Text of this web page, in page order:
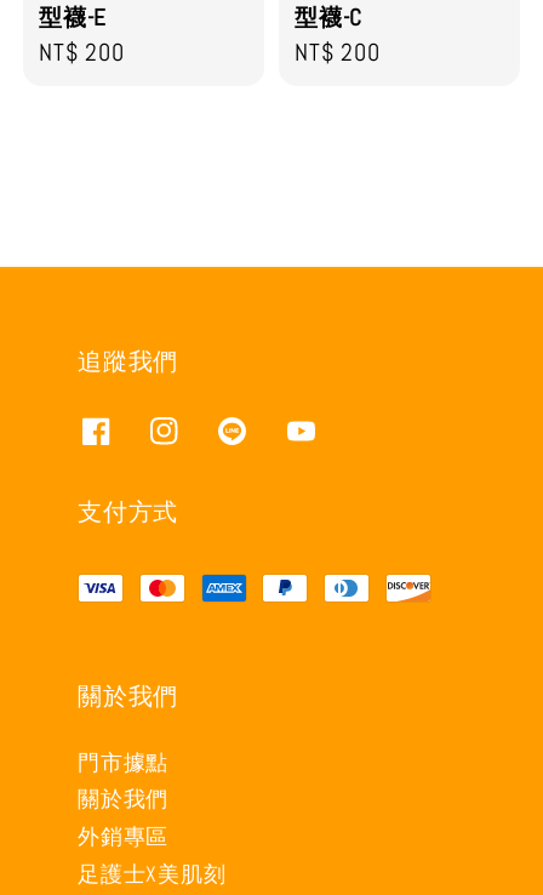
型襪-E
Regular
NT$ 200
型襪-C
Regular
NT$ 200
追蹤我們
支付方式
關於我們
門市據點
關於我們
外銷專區
足護士X美肌刻